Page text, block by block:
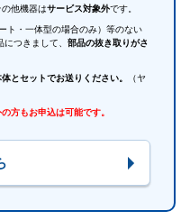
他機器はサービス対象外です。
ト・一体型の場合のみ）等のない
につきまして、部品の抜き取りがさ
とセットでお送りください。
（ヤ
方もお申込は可能です。